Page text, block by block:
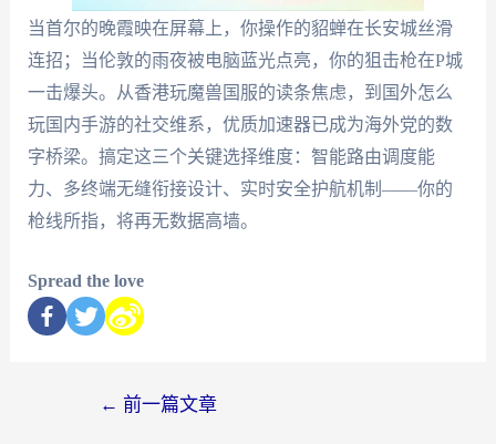
当首尔的晚霞映在屏幕上，你操作的貂蝉在长安城丝滑
连招；当伦敦的雨夜被电脑蓝光点亮，你的狙击枪在P城
一击爆头。从香港玩魔兽国服的读条焦虑，到国外怎么
玩国内手游的社交维系，优质加速器已成为海外党的数
字桥梁。搞定这三个关键选择维度：智能路由调度能
力、多终端无缝衔接设计、实时安全护航机制——你的
枪线所指，将再无数据高墙。
Spread the love
← 前一篇文章